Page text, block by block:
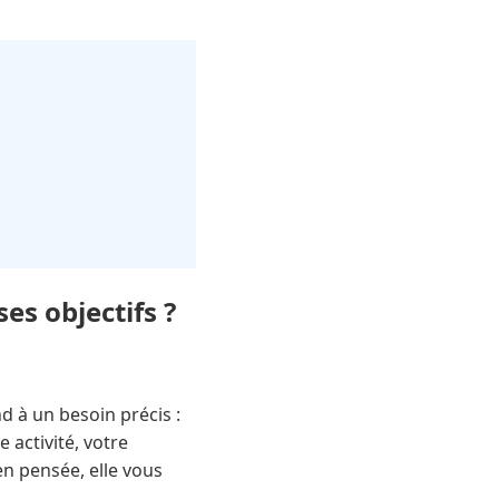
objectifs ?
à un besoin précis :
activité, votre
pensée, elle vous